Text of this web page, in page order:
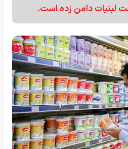
لبنیات دامن زده است.